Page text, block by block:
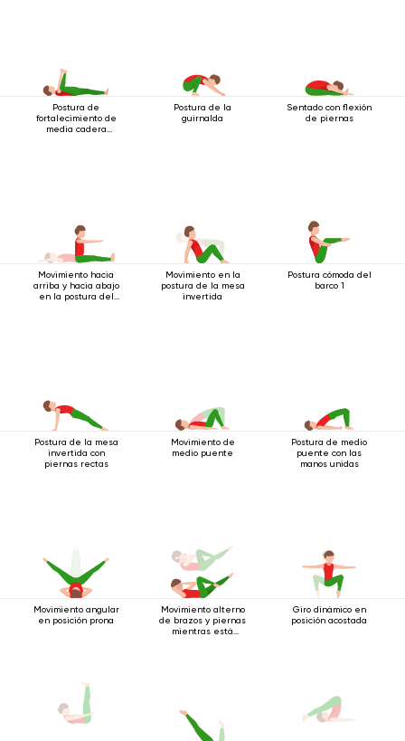
Postura de
fortalecimiento de
media cadera
Postura de la
guirnalda
Sentado con flexión
de piernas
Movimiento hacia
arriba y hacia abajo
en la postura del
Movimiento en la
postura de la mesa
invertida
Postura cómoda del
barco 1
Postura de la mesa
invertida con
piernas rectas
Movimiento de
medio puente
Postura de medio
puente con las
manos unidas
Movimiento angular
en posición prona
Movimiento alterno
de brazos y piernas
mientras está
Giro dinámico en
posición acostada